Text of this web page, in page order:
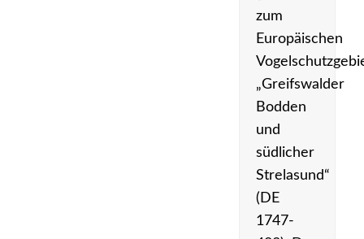
zum
Europäischen
„Greifswalder
Bodden
und
südlicher
Strelasund“
(DE
1747-